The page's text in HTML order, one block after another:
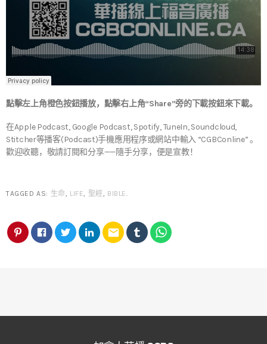
點擊左上角橙色按鈕播放，點擊右上角“Share”旁的下載按鈕來下載。
在Apple Podcast, Google Podcast, Spotify, TuneIn, Soundcloud,
Stitcher等播客(Podcast)手機應用程序或網站中輸入 “CGBConline” 。
歡迎收聽，敬請訂閱和分享——隨手分享，便是宣教！
TAGGED AS: 生命, LIFE, 聖經, BIBLE.
email